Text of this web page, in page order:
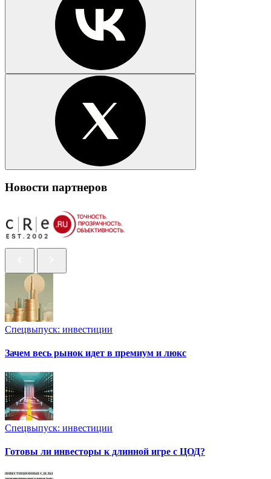
Новости партнеров
Спецвыпуск: инвестиции
Зачем весь рынок идет в премиум и люкс
Спецвыпуск: инвестиции
Готовы ли инвесторы к длинной игре с ЦОД?